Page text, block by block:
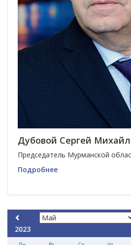
Дубовой Сергей
Председатель Мурманской
Подробнее
2023